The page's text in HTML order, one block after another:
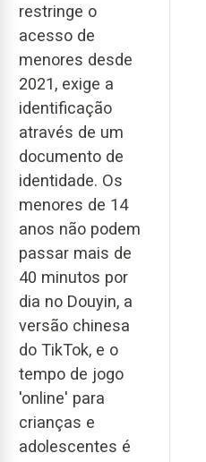
restringe o
acesso de
menores desde
2021, exige a
identificação
através de um
documento de
identidade. Os
menores de 14
anos não podem
passar mais de
40 minutos por
dia no Douyin, a
versão chinesa
do TikTok, e o
tempo de jogo
'online' para
crianças e
adolescentes é